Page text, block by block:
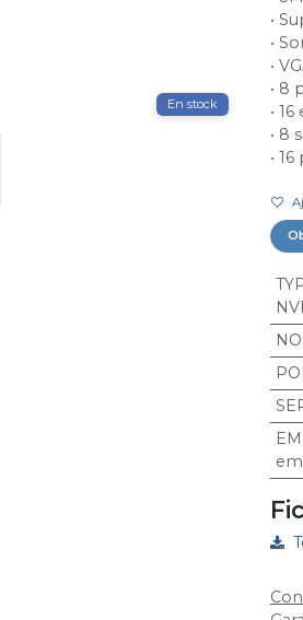
En stock
•
•
•
• 8
•
• 8
•